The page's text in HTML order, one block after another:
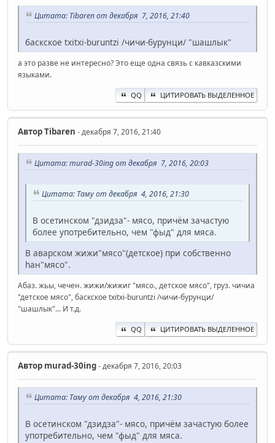
Цитата: Tibaren от декабря 7, 2016, 21:40
баскское txitxi-buruntzi /чичи-бурунци/ "шашлык"
а это разве не интересно? Это еще одна связь с кавказскими
языками.
QQ ЦИТИРОВАТЬ ВЫДЕЛЕННОЕ
АвторTibaren - декабря 7, 2016, 21:40
Цитата: murad-30ing от декабря 7, 2016, 20:03
Цитата: Таму от декабря 4, 2016, 21:30
В осетинском "дзидза"- мясо, причём зачастую
более употребительно, чем "фыд" для мяса.
В аварском жижи"мясо"(детское) при собственно
hан"мясо".
Абаз. жьы, чечен. жижи/жижиг "мясо., детское мясо", груз. чичиа
"детское мясо", баскское txitxi-buruntzi /чичи-бурунци/
"шашлык"... И т.д.
QQ ЦИТИРОВАТЬ ВЫДЕЛЕННОЕ
Автор murad-30ing- декабря 7, 2016, 20:03
Цитата: Таму от декабря 4, 2016, 21:30
В осетинском "дзидза"- мясо, причём зачастую более
употребительно, чем "фыд" для мяса.